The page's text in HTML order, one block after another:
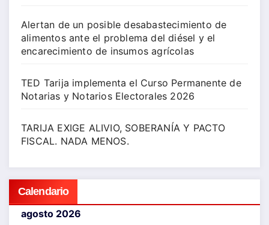
Alertan de un posible desabastecimiento de
alimentos ante el problema del diésel y el
encarecimiento de insumos agrícolas
TED Tarija implementa el Curso Permanente de
Notarias y Notarios Electorales 2026
TARIJA EXIGE ALIVIO, SOBERANÍA Y PACTO
FISCAL. NADA MENOS.
Calendario
agosto 2026